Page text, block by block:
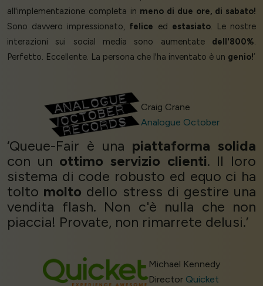
all'implementazione completa in meno di due ore, di sabato!
Sono davvero impressionato, felice ed estasiato. Le nostre
interazioni sui social media sono aumentate dell'800%.
Perfetto. Eccellente. La persona che l'ha inventato è un genio!’
Craig Crane
Analogue October
‘Queue-Fair è una piattaforma solida
con un ottimo servizio clienti. Il loro
sistema di code robusto ed equo ci ha
tolto molto dello stress di gestire una
vendita flash. Non c'è nulla che non
piaccia! Provate, non rimarrete delusi.’
Michael Kennedy
Director Quicket